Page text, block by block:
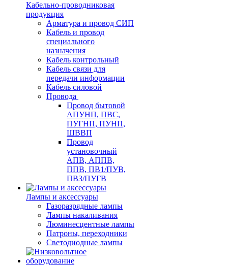
Кабельно-проводниковая
продукция
Арматура и провод СИП
Кабель и провод
специального
назначения
Кабель контрольный
Кабель связи для
передачи информации
Кабель силовой
Провода
Провод бытовой
АПУНП, ПВС,
ПУГНП, ПУНП,
ШВВП
Провод
установочный
АПВ, АППВ,
ППВ, ПВ1/ПУВ,
ПВ3/ПУГВ
Лампы и аксессуары
Газоразрядные лампы
Лампы накаливания
Люминесцентные лампы
Патроны, переходники
Светодиодные лампы